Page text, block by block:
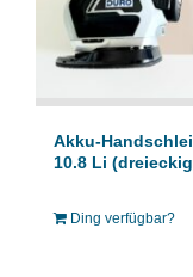
Akku-
10.8 Li
Ding verfügbar?